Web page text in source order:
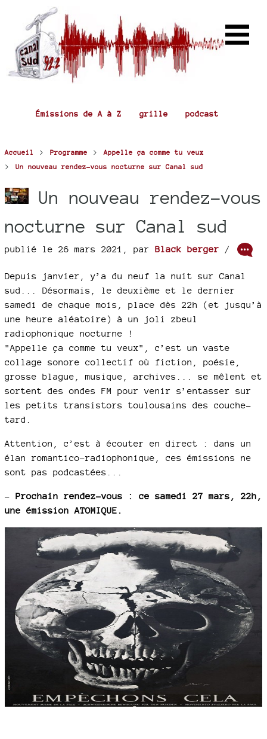
Émissions de A à Z grille podcast
Accueil > Programme > Appelle ça comme tu veux
> Un nouveau rendez-vous nocturne sur Canal sud
Un nouveau rendez-vous
nocturne sur Canal sud
publié le 26 mars 2021 par Black berger /
Depuis janvier, y’a du neuf la nuit sur Canal
sud... Désormais, le deuxième et le dernier
samedi de chaque mois, place dès 22h (et jusqu’à
une heure aléatoire) à un joli zbeul
radiophonique nocturne !
"Appelle ça comme tu veux", c’est un vaste
collage sonore collectif où fiction, poésie,
grosse blague, musique, archives... se mêlent et
sortent des ondes FM pour venir s’entasser sur
les petits transistors toulousains des couche-
tard.
Attention, c’est à écouter en direct : dans un
élan romantico-radiophonique, ces émissions ne
sont pas podcastées...
– Prochain rendez-vous : ce samedi 27 mars, 22h,
une émission ATOMIQUE.